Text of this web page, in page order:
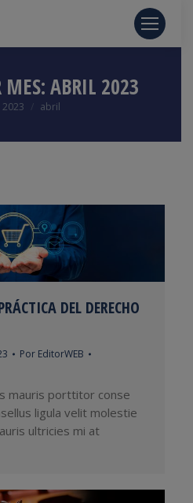
MES:ABRIL 2023
2023 abril
DEL DERECHO
Por EditorWEB
mauris porttitor conse
ligula velit molestie
ultricies mi at